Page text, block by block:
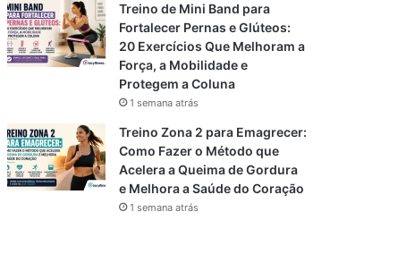
Treino de Mini Band para
Fortalecer Pernas e Glúteos:
20 Exercícios Que Melhoram a
Força, a Mobilidade e
Protegem a Coluna
1 semana atrás
Treino Zona 2 para Emagrecer:
Como Fazer o Método que
Acelera a Queima de Gordura
e Melhora a Saúde do Coração
1 semana atrás